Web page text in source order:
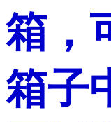
箱，
箱子